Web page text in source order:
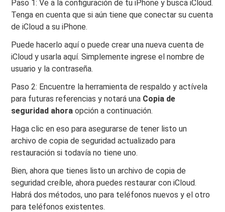
Paso 1: Ve a la configuración de tu iPhone y busca iCloud.
Tenga en cuenta que si aún tiene que conectar su cuenta
de iCloud a su iPhone.
Puede hacerlo aquí o puede crear una nueva cuenta de
iCloud y usarla aquí. Simplemente ingrese el nombre de
usuario y la contraseña.
Paso 2: Encuentre la herramienta de respaldo y actívela
para futuras referencias y notará una Copia de
seguridad ahora opción a continuación.
Haga clic en eso para asegurarse de tener listo un
archivo de copia de seguridad actualizado para
restauración si todavía no tiene uno.
Bien, ahora que tienes listo un archivo de copia de
seguridad creíble, ahora puedes restaurar con iCloud.
Habrá dos métodos, uno para teléfonos nuevos y el otro
para teléfonos existentes.